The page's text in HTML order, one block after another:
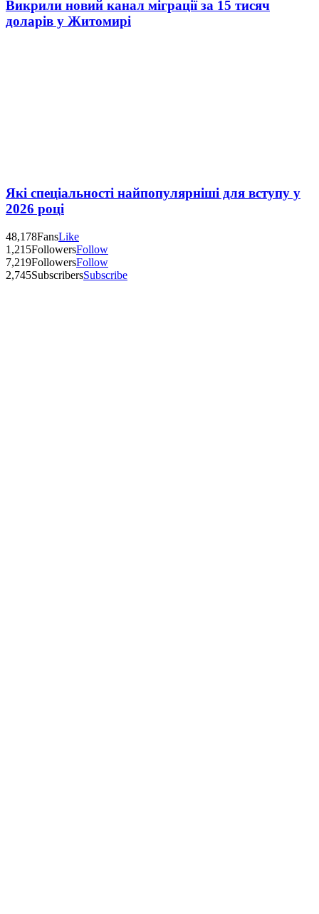
Викрили новий канал міграції за 15 тисяч
доларів у Житомирі
Які спеціальності найпопулярніші для вступу у
2026 році
48,178FansLike
1,215FollowersFollow
7,219FollowersFollow
2,745SubscribersSubscribe